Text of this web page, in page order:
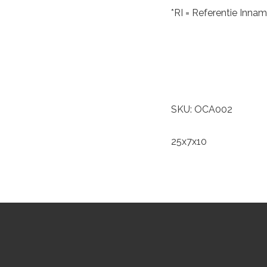
*RI = Referentie
SKU: OCA002
25x7x10